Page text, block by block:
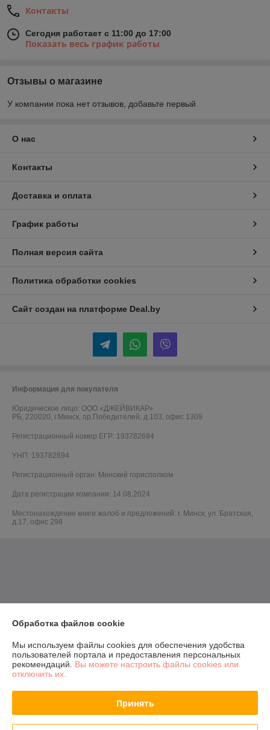
Контакты
Сегодня работает с 11:00 до 17:00
Показать весь график работы
Отзывы о магазине
У компании пока нет отзывов, добавьте первый
О нас
Контакты
Доставка и оплата
График работы
Полная версия сайта
Политика обработки cookies
Сайт создан на платформе Deal.by
Информация для покупателя
Юридическое лицо: ООО «ДЖЕЙВИКАР»
РБ, 220020, г.Минск, пр.Победителей, д.103, офис 1309
Регистрационный номер ЕГР: 193782694
УНП: 193782694
Регистрационный орган: Минский горисполком
Дата регистрации компании: 14.08.2024
Местонахождение книги жалоб и предложений: г. Минск, ул. Братская,
д.17, офис 298
Обработка файлов cookie
Мы используем файлы cookies для обеспечения удобства
пользователей портала и предоставления персональных
рекомендаций. Вы можете настроить файлы cookies или
отключить их.
Принять